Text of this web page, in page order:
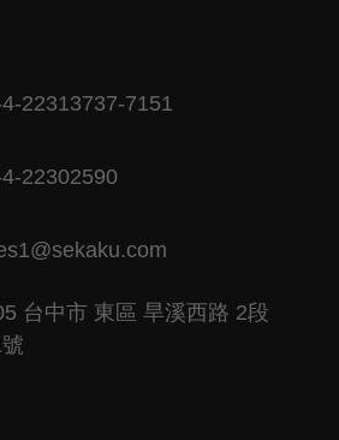
22313737-7151
22302590
台中市 東區 旱溪西路 2段